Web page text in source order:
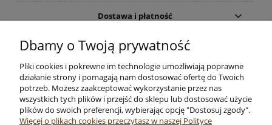
Dostawa i płatność
Moje konto
Zwrot towaru
O firmie
Dbamy o Twoją prywatność
Pliki cookies i pokrewne im technologie umożliwiają poprawne
działanie strony i pomagają nam dostosować ofertę do Twoich
potrzeb. Możesz zaakceptować wykorzystanie przez nas
wszystkich tych plików i przejść do sklepu lub dostosować użycie
plików do swoich preferencji, wybierając opcję "Dostosuj zgody".
Więcej o plikach cookies przeczytasz w naszej Polityce